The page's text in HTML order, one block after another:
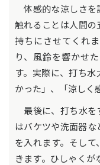
体感的な涼しさを
触れることは人間
持ちにさせてくれ
り、風鈴を響かせ
す。実際に、打ち
かった」、「涼しく
最後に、打ち水を
はバケツや洗面器
を入れます。そし
きます。ひしゃくが